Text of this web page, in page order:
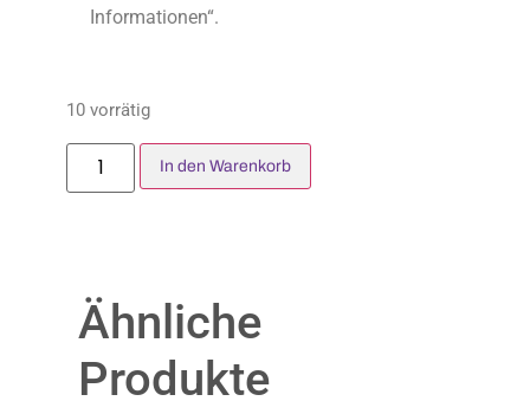
Informationen“.
10 vorrätig
In den Warenkorb
Ähnliche
Produkte